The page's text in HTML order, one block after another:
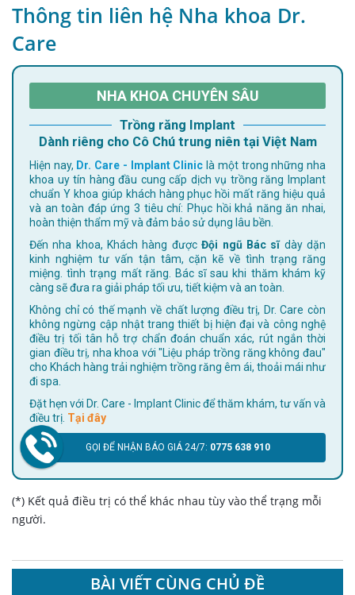
Thông tin liên hệ Nha khoa Dr.
Care
NHA KHOA CHUYÊN SÂU
Trồng răng Implant
Dành riêng cho Cô Chú trung niên tại Việt Nam
Hiện nay, Dr. Care - Implant Clinic là một trong những nha
khoa uy tín hàng đầu cung cấp dịch vụ trồng răng Implant
chuẩn Y khoa giúp khách hàng phục hồi mất răng hiệu quả
và an toàn đáp ứng 3 tiêu chí: Phục hồi khả năng ăn nhai,
hoàn thiện thẩm mỹ và đảm bảo sử dụng lâu bền.
Đến nha khoa, Khách hàng đượcĐội ngũ Bác sĩdày dặn
kinh nghiệm tư vấn tận tâm, cặn kẽ về tình trạng răng
miệng. tình trạng mất răng. Bác sĩ sau khi thăm khám kỹ
càng sẽ đưa ra giải pháp tối ưu, tiết kiệm và an toàn.
Không chỉ có thế mạnh về chất lượng điều trị, Dr. Care còn
không ngừng cập nhật trang thiết bị hiện đại và công nghệ
điều trị tối tân hỗ trợ chẩn đoán chuẩn xác, rút ngắn thời
gian điều trị, nha khoa với "Liệu pháp trồng răng không đau"
cho Khách hàng trải nghiệm trồng răng êm ái, thoải mái như
đi spa.
Đặt hẹn với Dr. Care - Implant Clinic để thăm khám, tư vấn và
điều trị. Tại đây
GỌI ĐỂ NHẬN BÁO GIÁ 24/7: 0775 638 910
(*) Kết quả điều trị có thể khác nhau tùy vào thể trạng mỗi
người.
BÀI VIẾT CÙNG CHỦ ĐỀ